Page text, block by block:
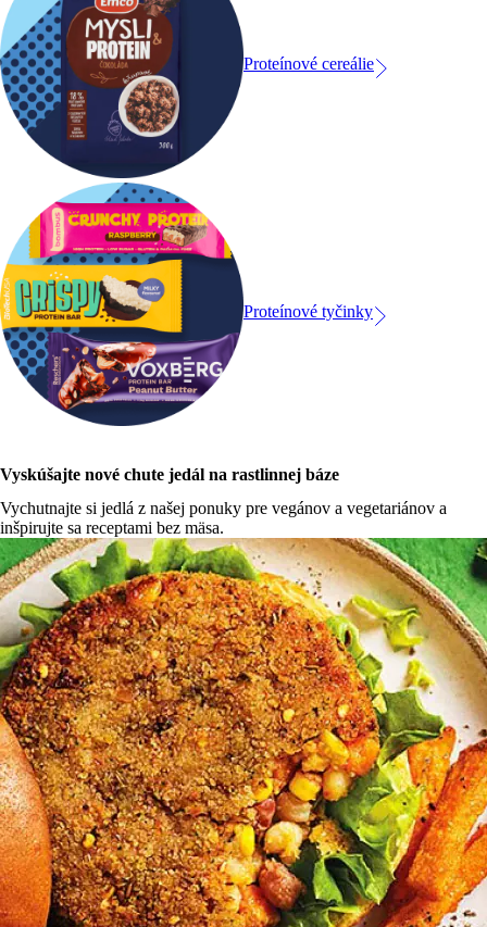
Proteínové cereálie
Proteínové tyčinky
Vyskúšajte nové chute jedál na rastlinnej báze
Vychutnajte si jedlá z našej ponuky pre vegánov a vegetariánov a
inšpirujte sa receptami bez mäsa.